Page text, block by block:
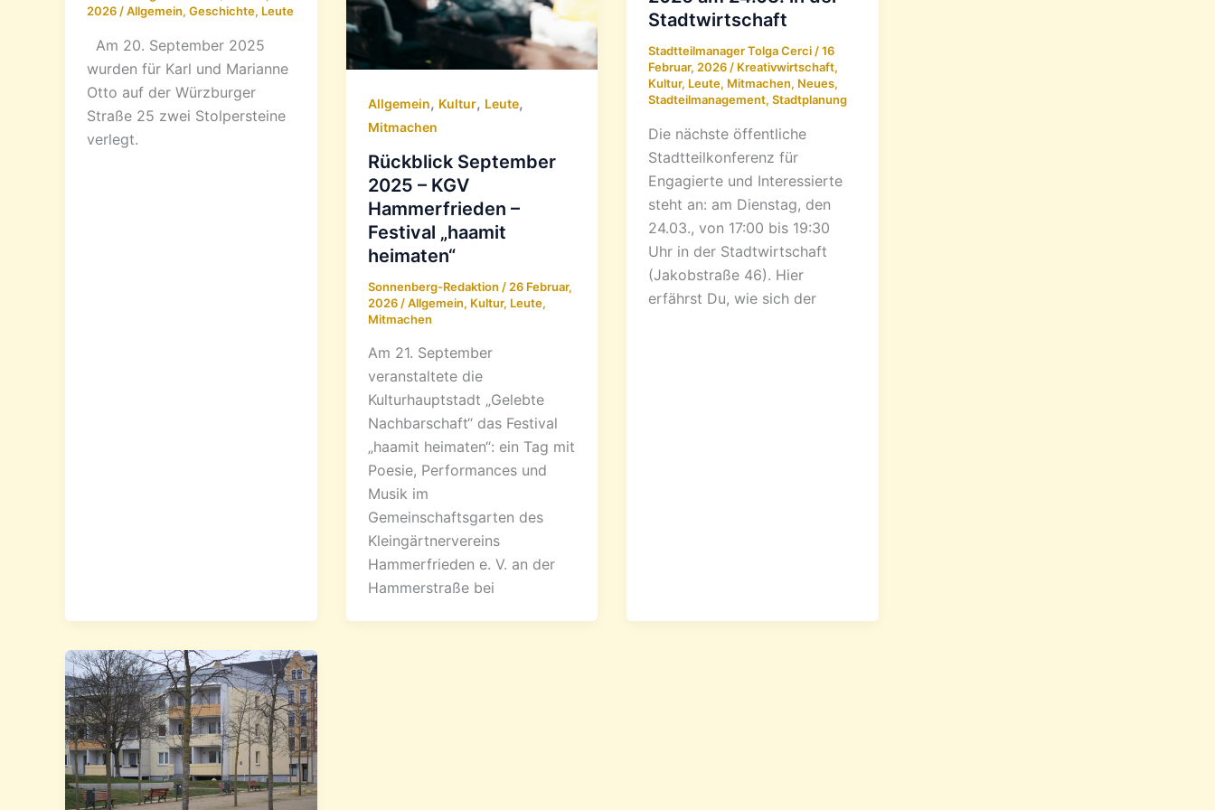
2026 /Allgemein, Geschichte, Leute
Am 20. September 2025
wurden für Karl und Marianne
Otto auf der Würzburger
Straße 25 zwei Stolpersteine
verlegt.
Allgemein, Kultur, Leute,
Mitmachen
Rückblick September
2025 – KGV
Hammerfrieden –
Festival „haamit
heimaten“
Sonnenberg-Redaktion / 26 Februar,
2026 /Allgemein, Kultur, Leute,
Mitmachen
Am 21. September
veranstaltete die
Kulturhauptstadt „Gelebte
Nachbarschaft“ das Festival
„haamit heimaten“: ein Tag mit
Poesie, Performances und
Musik im
Gemeinschaftsgarten des
Kleingärtnervereins
Hammerfrieden e. V. an der
Hammerstraße bei
Stadtwirtschaft
Stadtteilmanager Tolga Cerci /16
Februar, 2026 / Kreativwirtschaft,
Kultur, Leute, Mitmachen, Neues,
Stadteilmanagement,Stadtplanung
Die nächste öffentliche
Stadtteilkonferenz für
Engagierte und Interessierte
steht an: am Dienstag, den
24.03., von 17:00 bis 19:30
Uhr in der Stadtwirtschaft
(Jakobstraße 46). Hier
erfährst Du, wie sich der